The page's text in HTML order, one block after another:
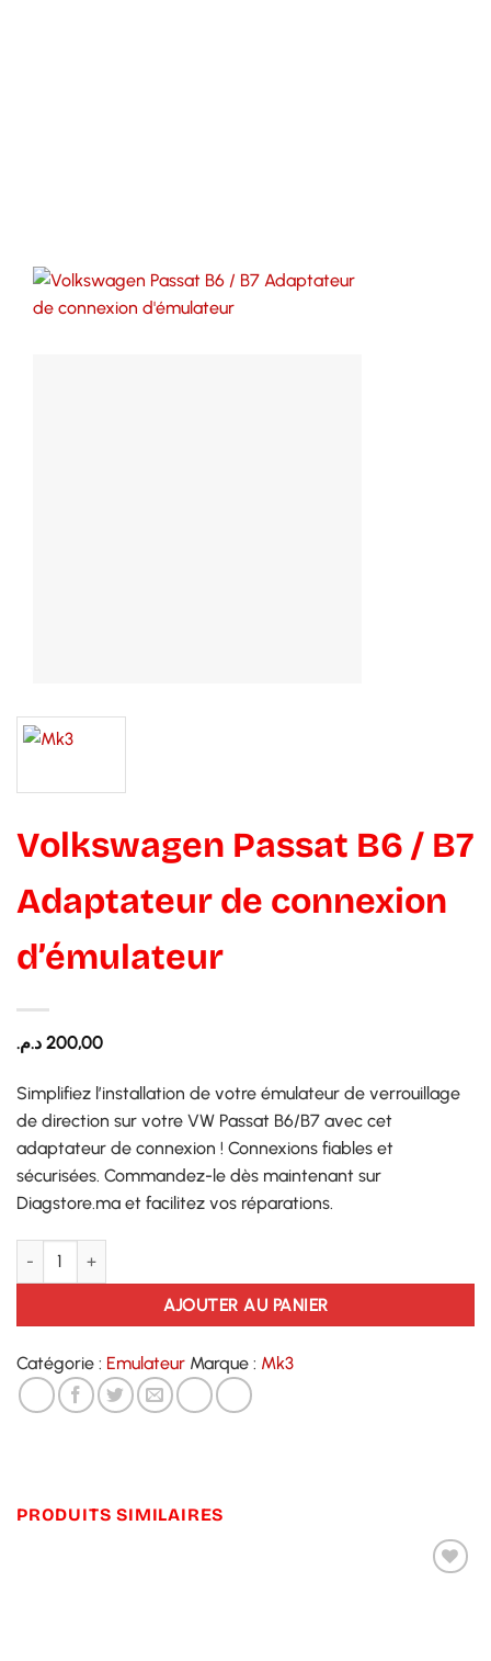
Volkswagen Passat B6 / B7
Adaptateur de connexion
d’émulateur
200,00 د.م.
Simplifiez l’installation de votre émulateur de verrouillage
de direction sur votre VW Passat B6/B7 avec cet
adaptateur de connexion ! Connexions fiables et
sécurisées. Commandez-le dès maintenant sur
Diagstore.ma et facilitez vos réparations.
quantité de Volkswagen Passat B6 / B7 Adaptateur de connexion
AJOUTER AU PANIER
Catégorie : Emulateur Marque : Mk3
PRODUITS SIMILAIRES